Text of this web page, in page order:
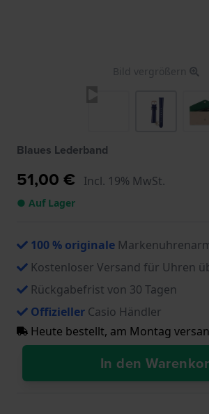
Bild vergrößern
Blaues Lederband
51,00 € Incl. 19% MwSt.
● Auf Lager
100 % originale
Kostenloser Versand für Uhren
Rückgabefrist von 30 Tagen
Offizieller Casio Händler
Heute bestellt, am Montag
In den